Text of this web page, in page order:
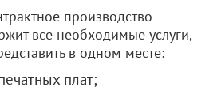
производство
все необходимые услуги,
в одном месте:
плат;